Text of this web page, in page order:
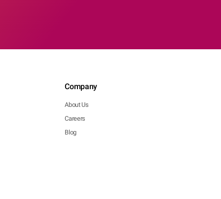
Company
About Us
Careers
Blog